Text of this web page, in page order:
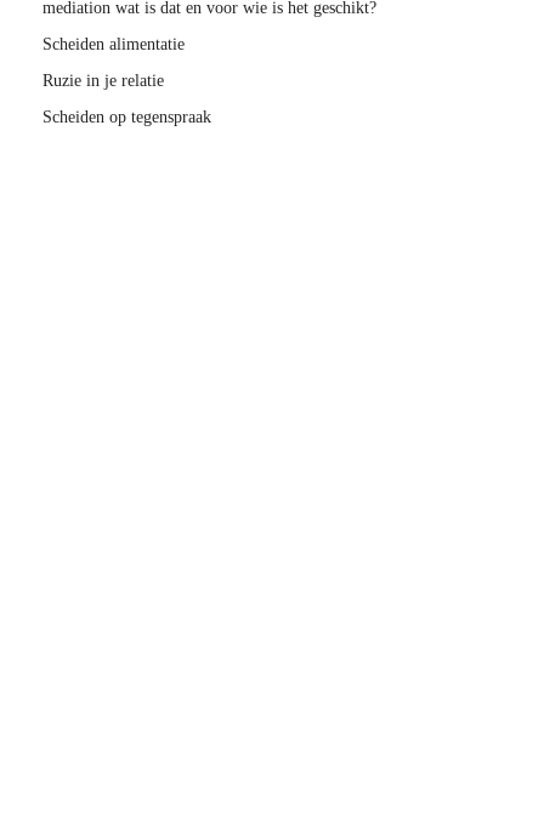
mediation wat is dat en voor wie is het geschikt?
Scheiden alimentatie
Ruzie in je relatie
Scheiden op tegenspraak